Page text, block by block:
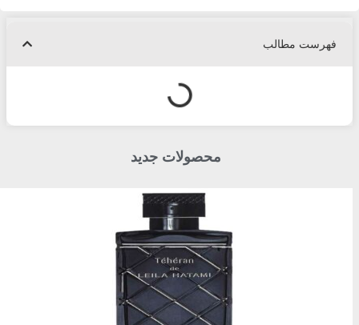
فهرست مطالب
محصولات جدید